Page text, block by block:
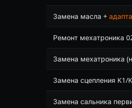
Замена масла +
Ремонт мехатроника
Замена мехатроника
Замена сцепления K1/
Замена сальника